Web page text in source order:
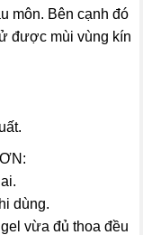
môn. Bên cạnh đó
được mùi vùng kín
dùng.
vừa đủ thoa đều